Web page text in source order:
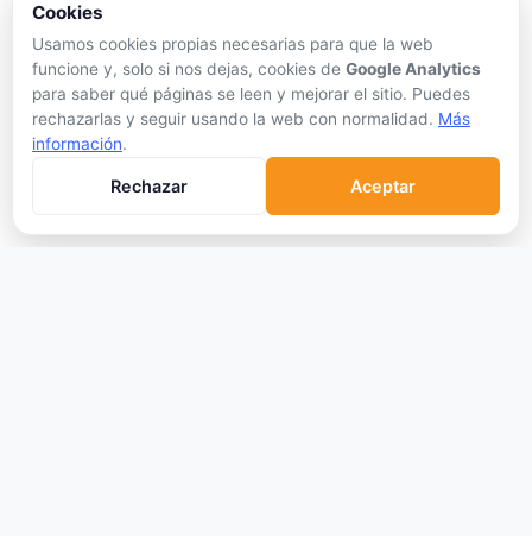
Blockchains
Hardware Wallets
Software Wallets
Mejor Wallet
Cookies
Usamos cookies propias necesarias para que la web
funcione y, solo si nos dejas, cookies de Google Analytics
para saber qué páginas se leen y mejorar el sitio. Puedes
rechazarlas y seguir usando la web con normalidad. Más
información.
Rechazar Aceptar